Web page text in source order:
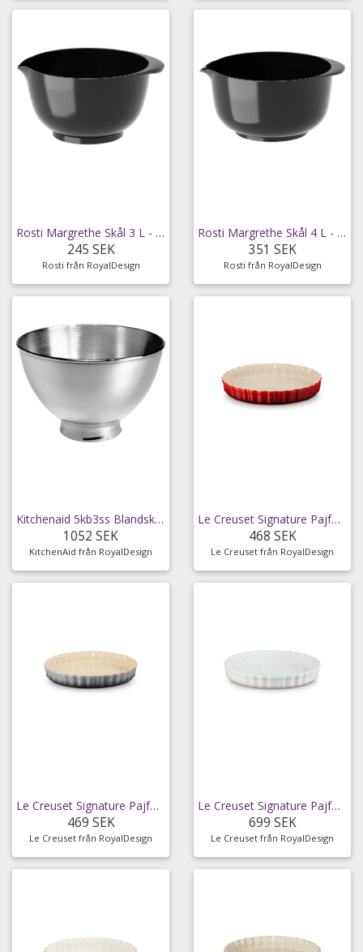
Rosti Margrethe Skål 3 L - Bunkar & skålar Plast
245 SEK
Rosti från RoyalDesign
Rosti Margrethe Skål 4 L - Bunkar & skålar Plast
351 SEK
Rosti från RoyalDesign
Kitchenaid 5kb3ss Blandskål 3l Stainless Steel -
1052 SEK
KitchenAid från RoyalDesign
Le Creuset Signature Pajform 28 Cm - Pajformar
468 SEK
Le Creuset från RoyalDesign
Le Creuset Signature Pajform 28 Cm - Pajformar
469 SEK
Le Creuset från RoyalDesign
Le Creuset Signature Pajform 28 Cm - Pajformar
699 SEK
Le Creuset från RoyalDesign